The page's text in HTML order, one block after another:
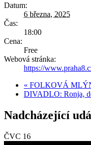
Datum:
6 března, 2025
Čas:
18:00
Cena:
Free
Webová stránka:
https://
« FOLKOVÁ
DIVADLO: Ronja,
Nadcházející
ČVC 16